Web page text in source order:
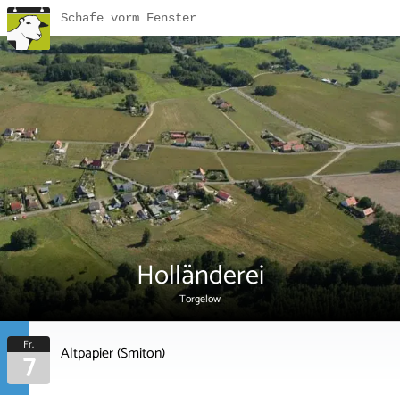
Schafe vorm Fenster
Holländerei
Torgelow
Fr.
7 Altpapier (Smiton)